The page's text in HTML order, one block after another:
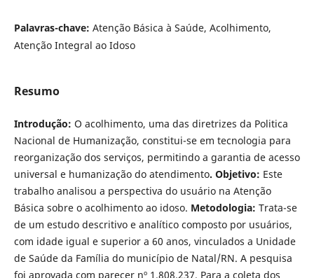
Palavras-chave: Atenção Básica à Saúde, Acolhimento,
Atenção Integral ao Idoso
Resumo
Introdução: O acolhimento, uma das diretrizes da Politica
Nacional de Humanização, constitui-se em tecnologia para
reorganização dos serviços, permitindo a garantia de acesso
universal e humanização do atendimento. Objetivo: Este
trabalho analisou a perspectiva do usuário na Atenção
Básica sobre o acolhimento ao idoso. Metodologia: Trata-se
de um estudo descritivo e analítico composto por usuários,
com idade igual e superior a 60 anos, vinculados a Unidade
de Saúde da Família do município de Natal/RN. A pesquisa
foi aprovada com parecer nº 1.808.237. Para a coleta dos